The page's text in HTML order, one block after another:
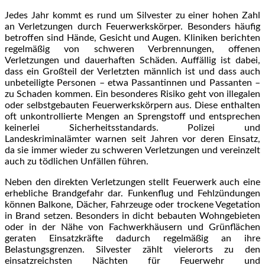
Jedes Jahr kommt es rund um Silvester zu einer hohen Zahl
an Verletzungen durch Feuerwerkskörper. Besonders häufig
betroffen sind Hände, Gesicht und Augen. Kliniken berichten
regelmäßig von schweren Verbrennungen, offenen
Verletzungen und dauerhaften Schäden. Auffällig ist dabei,
dass ein Großteil der Verletzten männlich ist und dass auch
unbeteiligte Personen – etwa Passantinnen und Passanten –
zu Schaden kommen. Ein besonderes Risiko geht von illegalen
oder selbstgebauten Feuerwerkskörpern aus. Diese enthalten
oft unkontrollierte Mengen an Sprengstoff und entsprechen
keinerlei Sicherheitsstandards. Polizei und
Landeskriminalämter warnen seit Jahren vor deren Einsatz,
da sie immer wieder zu schweren Verletzungen und vereinzelt
auch zu tödlichen Unfällen führen.
Neben den direkten Verletzungen stellt Feuerwerk auch eine
erhebliche Brandgefahr dar. Funkenflug und Fehlzündungen
können Balkone, Dächer, Fahrzeuge oder trockene Vegetation
in Brand setzen. Besonders in dicht bebauten Wohngebieten
oder in der Nähe von Fachwerkhäusern und Grünflächen
geraten Einsatzkräfte dadurch regelmäßig an ihre
Belastungsgrenzen. Silvester zählt vielerorts zu den
einsatzreichsten Nächten für Feuerwehr und